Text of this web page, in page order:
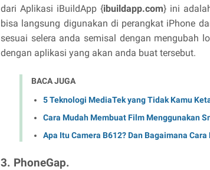
dari Aplikasi iBuildApp {ibuildapp.com} ini
bisa langsung digunakan di perangkat iPhone
sesuai selera anda semisal dengan mengubah
dengan aplikasi yang akan anda buat tersebut.
BACA JUGA
5 Teknologi MediaTek yang Tidak Kamu
Cara Mudah Membuat Film Menggunakan
Apa Itu Camera B612? Dan Bagaimana
3. PhoneGap.